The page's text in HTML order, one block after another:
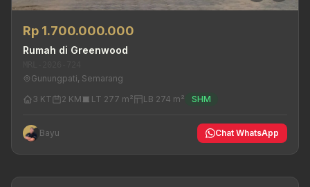
Rp 1.700.000.000
Rumah di Greenwood
Gunungpati, Semarang
3 KT
2 KM LT 277 m² LB 274 m² SHM
Bayu Chat WhatsApp